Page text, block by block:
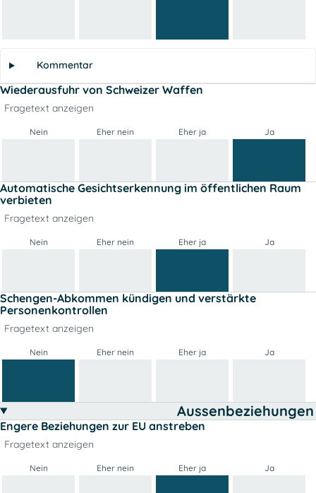
Kommentar
Wiederausfuhr von Schweizer Waffen
Fragetext anzeigen
Nein Eher nein Eher ja Ja
Automatische Gesichtserkennung im öffentlichen Raum
verbieten
Fragetext anzeigen
Nein Eher nein Eher ja Ja
Schengen-Abkommen kündigen und verstärkte
Personenkontrollen
Fragetext anzeigen
Nein Eher nein Eher ja Ja
Aussenbeziehungen
Engere Beziehungen zur EU anstreben
Fragetext anzeigen
Nein Eher nein Eher ja Ja